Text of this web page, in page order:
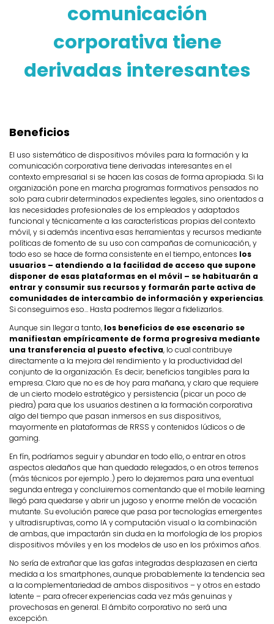
comunicación
corporativa tiene
derivadas interesantes
Beneficios
El uso sistemático de dispositivos móviles para la formación y la
comunicación corporativa tiene derivadas interesantes en el
contexto empresarial si se hacen las cosas de forma apropiada. Si la
organización pone en marcha programas formativos pensados no
solo para cubrir determinados expedientes legales, sino orientados a
las necesidades profesionales de los empleados y adaptados
funcional y técnicamente a las características propias del contexto
móvil, y si además incentiva esas herramientas y recursos mediante
políticas de fomento de su uso con campañas de comunicación, y
todo eso se hace de forma consistente en el tiempo, entonces los
usuarios – atendiendo a la facilidad de acceso que supone
disponer de esas plataformas en el móvil – se habituarán a
entrar y consumir sus recursos y formarán parte activa de
comunidades de intercambio de información y experiencias.
Si conseguimos eso… Hasta podremos llegar a fidelizarlos.
Aunque sin llegar a tanto, los beneficios de ese escenario se
manifiestan empíricamente de forma progresiva mediante
una transferencia al puesto efectiva, lo cual contribuye
directamente a la mejora del rendimiento y la productividad del
conjunto de la organización. Es decir; beneficios tangibles para la
empresa. Claro que no es de hoy para mañana, y claro que requiere
de un cierto modelo estratégico y persistencia (picar un poco de
piedra) para que los usuarios destinen a la formación corporativa
algo del tiempo que pasan inmersos en sus dispositivos,
mayormente en plataformas de RRSS y contenidos lúdicos o de
gaming.
En fín, podríamos seguir y abundar en todo ello, o entrar en otros
aspectos aledaños que han quedado relegados, o en otros terrenos
(más técnicos por ejemplo..) pero lo dejaremos para una eventual
segunda entrega y concluiremos comentando que el mobile learning
llegó para quedarse y abrir un jugoso y enorme melón de vocación
mutante. Su evolución parece que pasa por tecnologías emergentes
y ultradisruptivas, como IA y computación visual o la combinación
de ambas, que impactarán sin duda en la morfología de los propios
dispositivos móviles y en los modelos de uso en los próximos años.
No sería de extrañar que las gafas integradas desplazasen en cierta
medida a los smartphones, aunque probablemente la tendencia sea
a la complementariedad de ambos dispositivos – y otros en estado
latente – para ofrecer experiencias cada vez más genuinas y
provechosas en general. El ámbito corporativo no será una
excepción.